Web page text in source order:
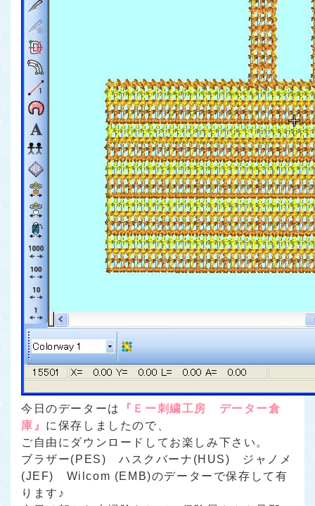
今日のデーターは
『Ｅー刺繍工房 データー倉
庫』 に保存しましたので、
ご自由にダウンロードしてお楽しみ下さい。
ブラザー(PES) ハスクバーナ(HUS) ジャノメ
(JEF) Wilcom (EMB)のデーターで保存して有
ります♪